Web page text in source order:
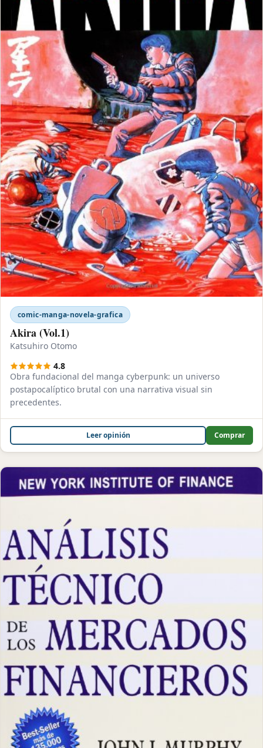
comic-manga-novela-grafica
Akira (Vol.1)
Katsuhiro Otomo
4.8
Obra fundacional del manga cyberpunk: un universo
postapocalíptico brutal con una narrativa visual sin
precedentes.
Leer opinión Comprar